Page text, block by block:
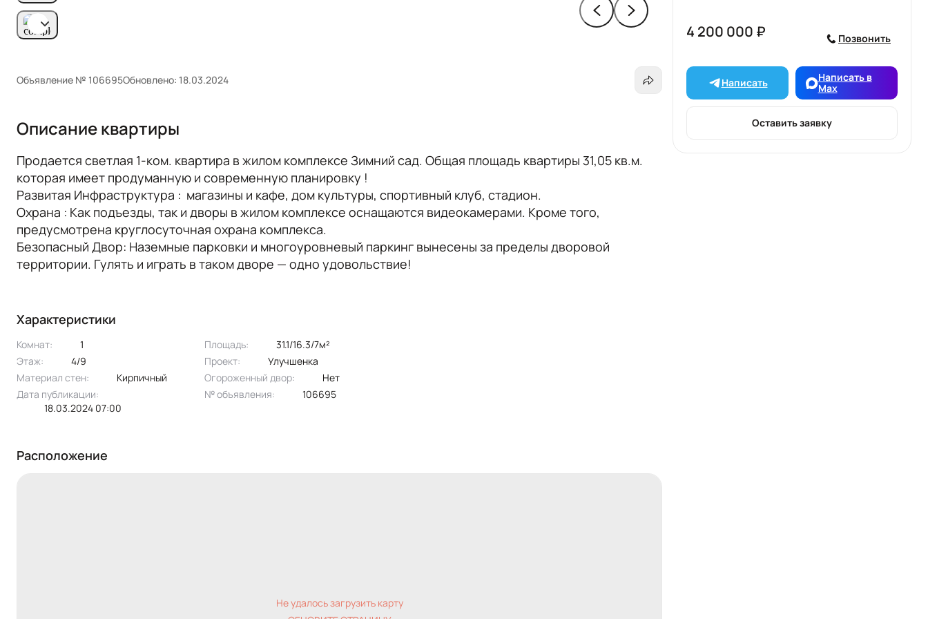
4 200 000 ₽
Написать
Написать в
Max
Оставить заявку
Позвонить
Объявление № 106695Обновлено: 18.03.2024
Описание квартиры
Продается светлая 1-ком. квартира в жилом комплексе Зимний сад. Общая площадь квартиры 31,05 кв.м.
которая имеет продуманную и современную планировку !
Развитая Инфраструктура : магазины и кафе, дом культуры, спортивный клуб, стадион.
Охрана : Как подъезды, так и дворы в жилом комплексе оснащаются видеокамерами. Кроме того,
предусмотрена круглосуточная охрана комплекса.
Безопасный Двор: Наземные парковки и многоуровневый паркинг вынесены за пределы дворовой
территории. Гулять и играть в таком дворе — одно удовольствие!
Характеристики
Комнат: 1 Площадь:
31.1/16.3/7м²
Этаж:
4/9 Проект:
улучшенка
Материал стен:
Кирпичный Огороженный двор:
Нет
Дата публикации:
18.03.2024 07:00
№ объявления: 106695
Расположение
Не удалось загрузить карту